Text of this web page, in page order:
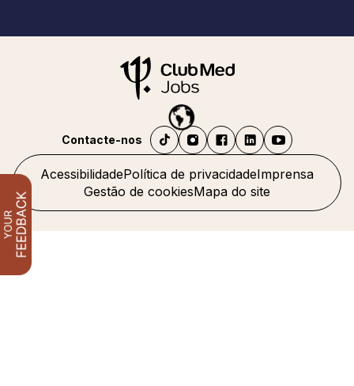
AcessibilidadePolítica de privacidadeImprensa
Gestão de cookiesMapa do site
Contacte-nos